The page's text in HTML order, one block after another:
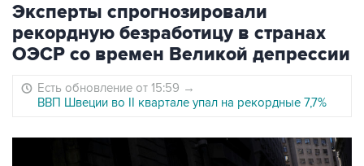
Эксперты спрогнозировали
рекордную безработицу в странах
ОЭСР со времен Великой депрессии
Есть обновление от 15:59 →
ВВП Швеции во II квартале упал на рекордные 7,7%